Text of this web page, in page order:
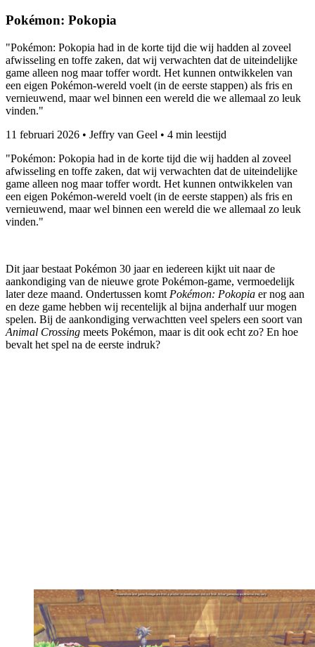
Pokémon: Pokopia
"Pokémon: Pokopia had in de korte tijd die wij hadden al zoveel
afwisseling en toffe zaken, dat wij verwachten dat de uiteindelijke
game alleen nog maar toffer wordt. Het kunnen ontwikkelen van
een eigen Pokémon-wereld voelt (in de eerste stappen) als fris en
vernieuwend, maar wel binnen een wereld die we allemaal zo leuk
vinden."
11 februari 2026 • Jeffry van Geel • 4 min leestijd
"Pokémon: Pokopia had in de korte tijd die wij hadden al zoveel
afwisseling en toffe zaken, dat wij verwachten dat de uiteindelijke
game alleen nog maar toffer wordt. Het kunnen ontwikkelen van
een eigen Pokémon-wereld voelt (in de eerste stappen) als fris en
vernieuwend, maar wel binnen een wereld die we allemaal zo leuk
vinden."
Dit jaar bestaat Pokémon 30 jaar en iedereen kijkt uit naar de
aankondiging van de nieuwe grote Pokémon-game, vermoedelijk
later deze maand. Ondertussen komt Pokémon: Pokopia er nog aan
en deze game hebben wij recentelijk al bijna anderhalf uur mogen
spelen. Bij de aankondiging verwachtten veel spelers een soort van
Animal Crossing meets Pokémon, maar is dit ook echt zo? En hoe
bevalt het spel na de eerste indruk?